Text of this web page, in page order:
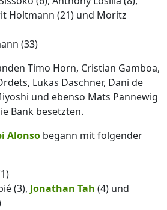
Holtmann (21) und Moritz
(33)
Timo Horn, Cristian Gamboa,
Lukas Daschner, Dani de
und ebenso Mats Pannewig
Bank besetzten.
Alonso begann mit folgender
(3), Jonathan Tah (4) und